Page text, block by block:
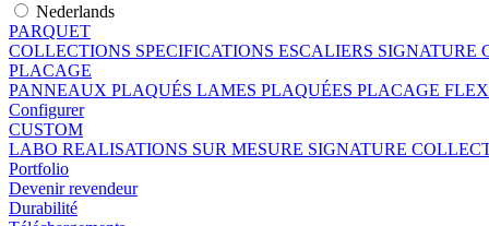
Nederlands
PARQUET
COLLECTIONS SPECIFICATIONS ESCALIERS SIGNATURE
PLACAGE
PANNEAUX PLAQUÉS LAMES PLAQUÉES PLACAGE
Configurer
CUSTOM
LABO REALISATIONS SUR MESURE SIGNATURE
Portfolio
Devenir revendeur
Durabilité